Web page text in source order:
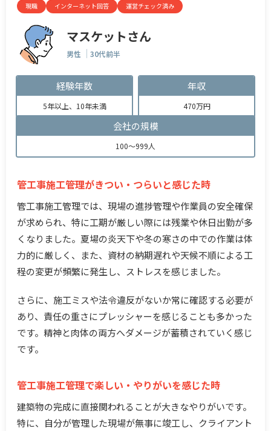
現職 インターネット回答 運営チェック済み
マスケットさん
男性 30代前半
経験年数
5年以上、10年未満
年収
470万円
会社の規模
100～999人
管工事施工管理がきつい・つらいと感じた時
管工事施工管理では、現場の進捗管理や作業員の安全確保
が求められ、特に工期が厳しい際には残業や休日出勤が多
くなりました。夏場の炎天下や冬の寒さの中での作業は体
力的に厳しく、また、資材の納期遅れや天候不順による工
程の変更が頻繁に発生し、ストレスを感じました。
さらに、施工ミスや法令違反がないか常に確認する必要が
あり、責任の重さにプレッシャーを感じることも多かった
です。精神と肉体の両方へダメージが蓄積されていく感じ
です。
管工事施工管理で楽しい・やりがいを感じた時
建築物の完成に直接関われることが大きなやりがいです。
特に、自分が管理した現場が無事に竣工し、クライアント